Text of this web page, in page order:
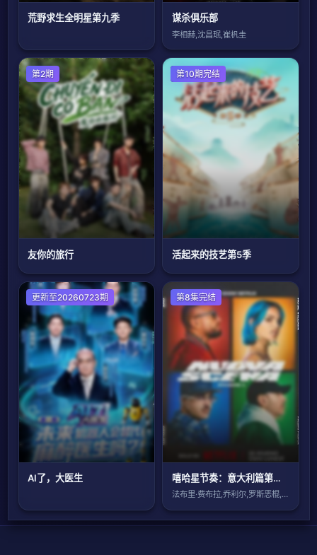
荒野求生全明星第九季 谋杀俱乐部
李相赫,沈昌珉,崔杋圭
第2期
友你的旅行
大陆综艺
第10期完结
活起来的技艺第5季
更新至20260723期
AI了，大医生
欧美综艺
第8集完结
嘻哈星节奏：意大利篇第三季
法布里·费布拉,乔利尔,罗斯恶棍,盖埃